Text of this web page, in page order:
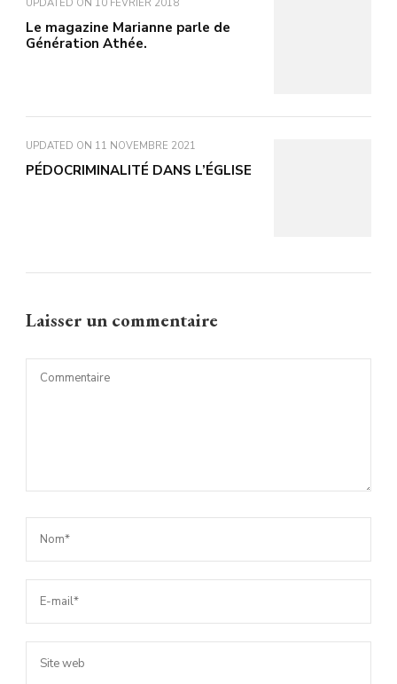
UPDATED ON 10 FÉVRIER 2018
Le magazine Marianne parle de
Génération Athée.
UPDATED ON 11 NOVEMBRE 2021
PÉDOCRIMINALITÉ DANS L’ÉGLISE
Laisser un commentaire